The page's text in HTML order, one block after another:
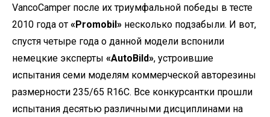
VancoCamper после их триумфальной победы в тесте
2010 года от «Promobil» несколько подзабыли. И вот,
спустя четыре года о данной модели вспонили
немецкие эксперты «AutoBild», устроившие
испытания семи моделям коммерческой авторезины
размерности 235/65 R16C. Все конкурсантки прошли
испытания десятью различными дисциплинами на